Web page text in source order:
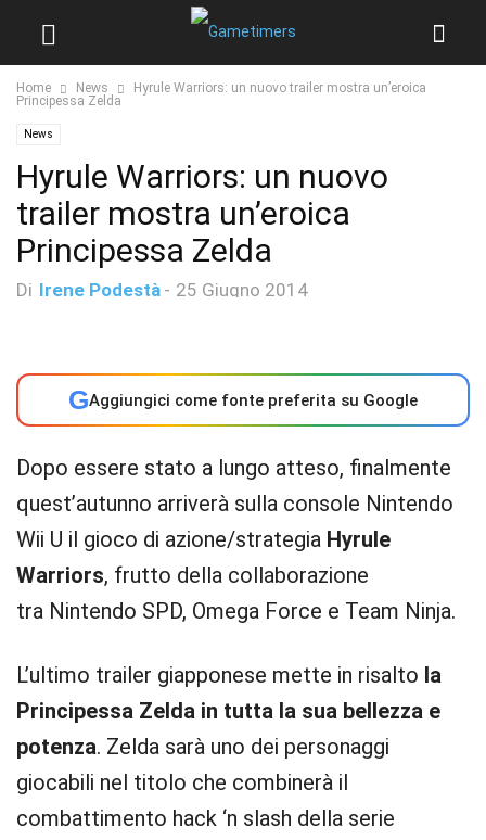
Home News
Hyrule Warriors: un nuovo trailer mostra un’eroica
Principessa Zelda
News
Hyrule Warriors: un nuovo
trailer mostra un’eroica
Principessa Zelda
Di Irene Podestà - 25 Giugno 2014
GAggiungici come fonte preferita su Google
Dopo essere stato a lungo atteso, finalmente
quest’autunno arriverà sulla console Nintendo
Wii U il gioco di azione/strategia Hyrule
Warriors, frutto della collaborazione
tra Nintendo SPD, Omega Force e Team Ninja.
L’ultimo trailer giapponese mette in risalto la
Principessa Zelda in tutta la sua bellezza e
potenza. Zelda sarà uno dei personaggi
giocabili nel titolo che combinerà il
combattimento hack ‘n slash della serie